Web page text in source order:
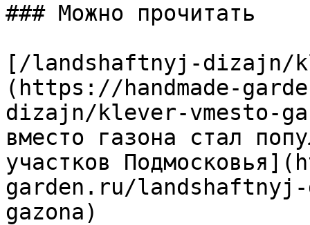
### Можно прочитать
[/landshaftnyj-dizajn/
(https://handmade-
dizajn/klever-vmesto-
вместо газона стал
участков
garden.ru/
gazona)